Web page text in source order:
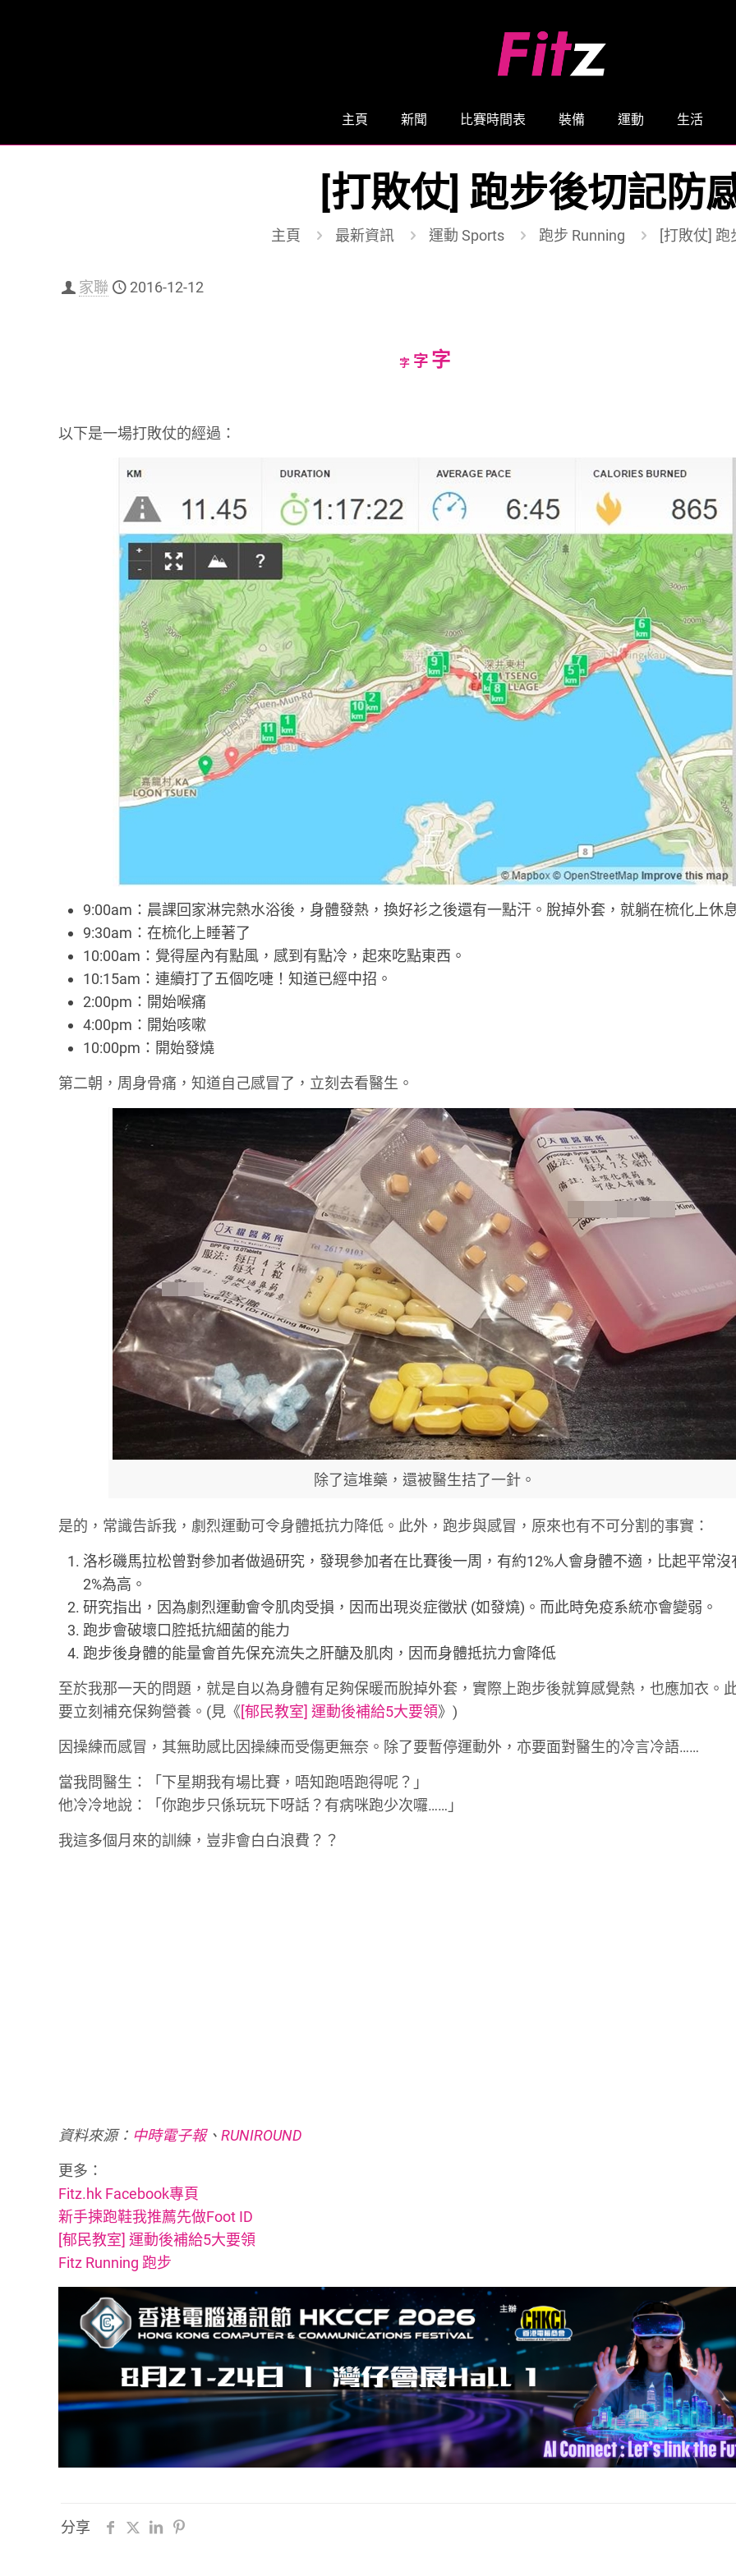
主頁 新聞 比賽時間表 裝備 運動 生活
[打敗仗] 跑步後切記防
主頁 最新資訊 運動 Sports 跑步 Running [打敗仗]
家聯 2016-12-12
字Decrease
字Reset
字Increase
以下是一場打敗仗的經過：
9:00am：晨課回家淋完熱水浴後，身體發熱，換好衫之後還有一點汗。脫掉外套，就躺在梳化上休
9:30am：在梳化上睡著了
10:00am：覺得屋內有點風，感到有點冷，起來吃點東西。
10:15am：連續打了五個吃啑！知道已經中招。
2:00pm：開始喉痛
4:00pm：開始咳嗽
10:00pm：開始發燒
第二朝，周身骨痛，知道自己感冒了，立刻去看醫生。
除了這堆藥，還被醫生拮了一針。
是的，常識告訴我，劇烈運動可令身體抵抗力降低。此外，跑步與感冒，原來也有不可分割的事實：
洛杉磯馬拉松曾對參加者做過研究，發現參加者在比賽後一周，有約12%人會身體不適，比起平常沒
2%為高。
研究指出，因為劇烈運動會令肌肉受損，因而出現炎症徵狀 (如發燒)。而此時免疫系統亦會變弱。
跑步會破壞口腔抵抗細菌的能力
跑步後身體的能量會首先保充流失之肝醣及肌肉，因而身體抵抗力會降低
至於我那一天的問題，就是自以為身體有足夠保暖而脫掉外套，實際上跑步後就算感覺熱，也應加衣。
要立刻補充保夠營養。(見《[郁民教室] 運動後補給5大要領》)
因操練而感冒，其無助感比因操練而受傷更無奈。除了要暫停運動外，亦要面對醫生的冷言冷語……
當我問醫生：「下星期我有場比賽，唔知跑唔跑得呢？」
他冷冷地說：「你跑步只係玩玩下呀話？有病咪跑少次囉……」
我這多個月來的訓練，豈非會白白浪費？？
資料來源： 中時電子報、RUNIROUND
更多：
Fitz.hk Facebook專頁
新手揀跑鞋我推薦先做Foot ID
[郁民教室] 運動後補給5大要領
Fitz Running 跑步
分享